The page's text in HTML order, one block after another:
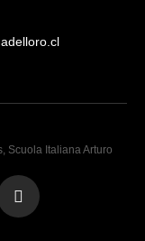
Scuola Italiana Arturo